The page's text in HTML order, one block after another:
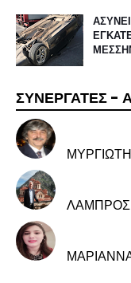
ΣΥΝΕΡΓΑΤΕΣ -